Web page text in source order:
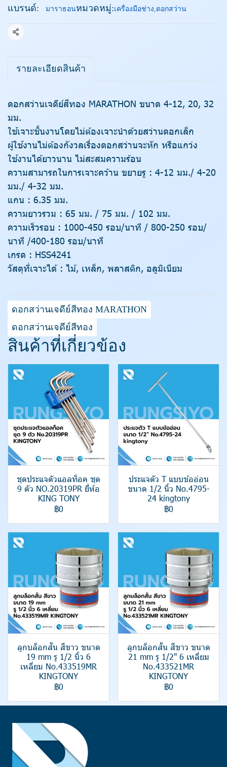
แบรนด์:
มาราธอนหมวดหมู่:เครื่องมือช่าง,ดอกสว่าน
แชร์
รายละเอียดสินค้า
ดอกสว่านเจดีย์สีทอง MARATHON ขนาด 4-12, 20, 32
มม.
ใช้เจาะชิ้นงานโดยไม่ต้องเจาะนำด้วยสว่านดอกเล็ก
ผู้ใช้งานไม่ต้องกังวลเรื่องดอกสว่านจะหัก หรือแกว่ง
ใช้งานได้ยาวนาน ไม่สะสมความร้อน
ความสามารถในการเจาะคว้าน ขยายรู : 4-12 มม./ 4-20
มม./ 4-32 มม.
แกน : 6.35 มม.
ความยาวรวม : 65 มม. / 75 มม. / 102 มม.
ความเร็วรอบ : 1000-450 รอบ/นาที / 800-250 รอบ/
นาที /400-180 รอบ/นาที
เกรด : HSS4241
วัสดุที่เจาะได้ : ไม้, เหล็ก, พลาสติก, อลูมิเนียม
ดอกสว่านเจดีย์สีทอง MARATHON
ดอกสว่านเจดีย์สีทอง
สินค้าที่เกี่ยวข้อง
ชุดประแจตัวแอลท็อค ชุด
9 ตัว NO.20319PR ยี่ห้อ
KING TONY
฿0
ประแจตัว T แบบข้ออ่อน
ขนาด 1/2 นิ้ว No.4795-
24 kingtony
฿0
ลูกบล็อกสั้น สีขาว ขนาด
19 mm รู 1/2 นิ้ว 6
เหลี่ยม No.433519MR
KINGTONY
฿0
ลูกบล็อกสั้น สีขาว ขนาด
21 mm รู 1/2" 6 เหลี่ยม
No.433521MR
KINGTONY
฿0